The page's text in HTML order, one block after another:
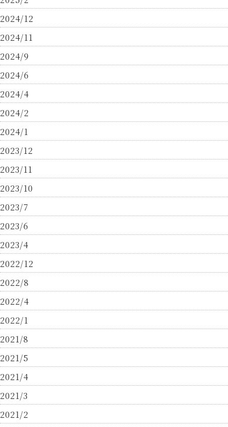
2024/12
2024/11
2024/9
2024/6
2024/4
2024/2
2024/1
2023/12
2023/11
2023/10
2023/7
2023/6
2023/4
2022/12
2022/8
2022/4
2022/1
2021/8
2021/5
2021/4
2021/3
2021/2